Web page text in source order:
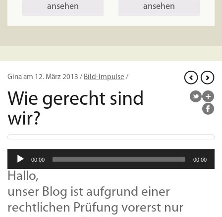
ansehen ansehen
Gina am 12. März 2013 / Bild-Impulse /
Wie gerecht sind
wir?
Audio-
Player
00:00 00:00
Hallo,
unser Blog ist aufgrund einer
rechtlichen Prüfung vorerst nur